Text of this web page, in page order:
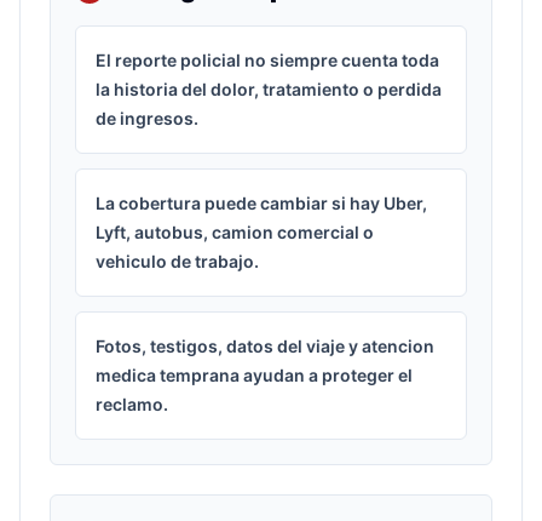
El reporte policial no siempre cuenta toda
la historia del dolor, tratamiento o perdida
de ingresos.
La cobertura puede cambiar si hay Uber,
Lyft, autobus, camion comercial o
vehiculo de trabajo.
Fotos, testigos, datos del viaje y atencion
medica temprana ayudan a proteger el
reclamo.